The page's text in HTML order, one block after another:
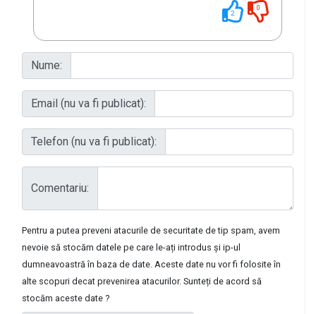
2
0
Nume:
Email (nu va fi publicat):
Telefon (nu va fi publicat):
Comentariu:
Pentru a putea preveni atacurile de securitate de tip spam, avem
nevoie să stocăm datele pe care le-ați introdus și ip-ul
dumneavoastră în baza de date. Aceste date nu vor fi folosite în
alte scopuri decat prevenirea atacurilor. Sunteți de acord să
stocăm aceste date ?